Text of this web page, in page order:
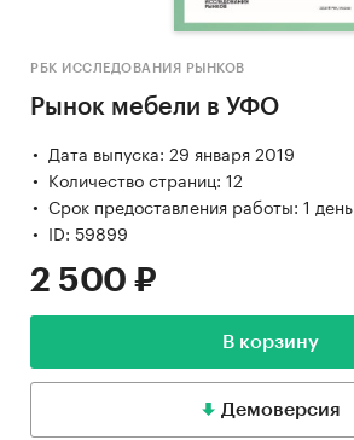
РБК ИССЛЕДОВАНИЯ РЫНКОВ
Рынок мебели в УФО
Дата выпуска: 29 января 2019
Количество страниц: 12
Срок предоставления работы: 1 день
ID: 59899
2 500 ₽
В корзину
Демоверсия